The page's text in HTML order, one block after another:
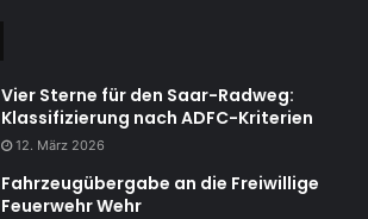
Vier Sterne für den Saar-Radweg:
Klassifizierung nach ADFC-Kriterien
12. März 2026
Fahrzeugübergabe an die Freiwillige
Feuerwehr Wehr